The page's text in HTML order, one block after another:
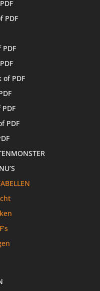
PDF
PDF
of PDF
PDF
PDF